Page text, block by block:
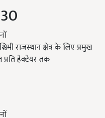
राजस्थान क्षेत्र के लिए प्रमुख
प्रति हेक्टेयर तक